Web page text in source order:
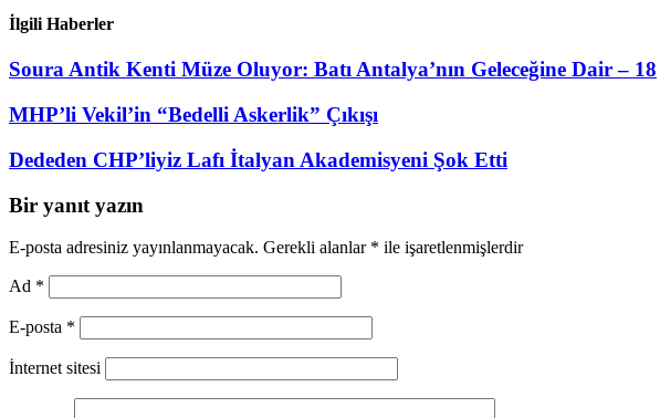
İlgili Haberler
Soura Antik Kenti Müze Oluyor: Batı Antalya’nın Geleceğine Dair – 18
MHP’li Vekil’in “Bedelli Askerlik” Çıkışı
Dededen CHP’liyiz Lafı İtalyan Akademisyeni Şok Etti
Bir yanıt yazın
E-posta adresiniz yayınlanmayacak. Gerekli alanlar * ile işaretlenmişlerdir
Ad *
E-posta *
İnternet sitesi